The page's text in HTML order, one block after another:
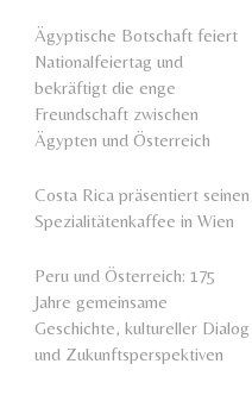
Ägyptische Botschaft feiert
Nationalfeiertag und
bekräftigt die enge
Freundschaft zwischen
Ägypten und Österreich
Costa Rica präsentiert seinen
Spezialitätenkaffee in Wien
Peru und Österreich: 175
Jahre gemeinsame
Geschichte, kultureller Dialog
und Zukunftsperspektiven